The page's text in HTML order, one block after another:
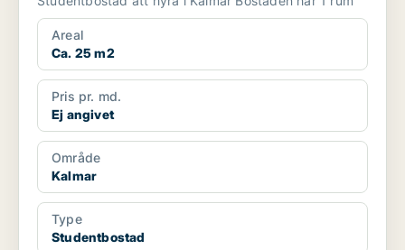
Areal
Ca. 25 m2
Pris pr. md.
Ej angivet
Område
Kalmar
Type
Studentbostad